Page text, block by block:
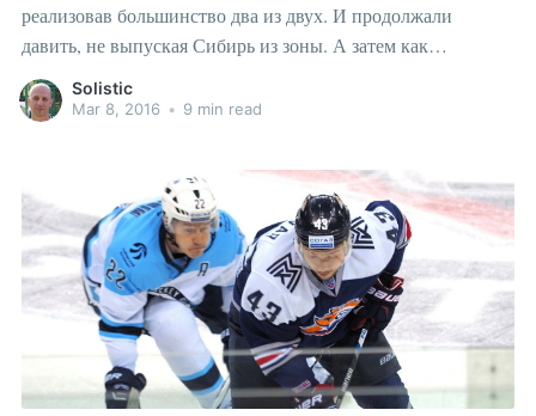
реализовав большинство два из двух. И продолжали
давить, не выпуская Сибирь из зоны. А затем как
отрезало...
Solistic
Mar 8, 2016 • 9 min read